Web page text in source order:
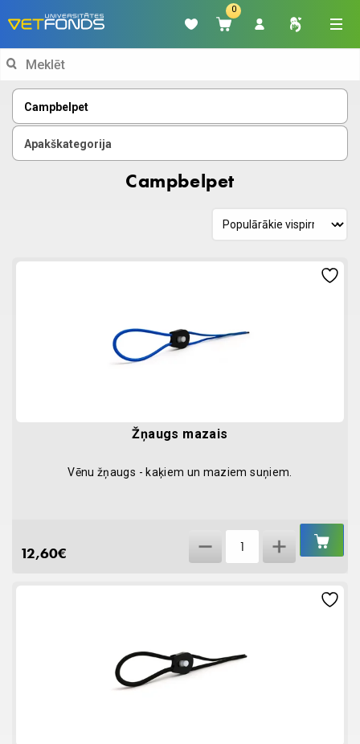
0
Search
Campbelpet
Apakškategorija
Campbelpet
Žņaugs mazais
Vēnu žņaugs - kaķiem un maziem suņiem.
12,60€
mazais